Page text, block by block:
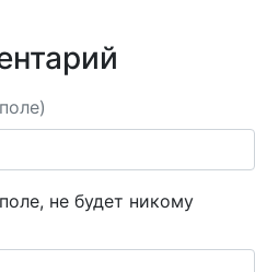
не будет никому